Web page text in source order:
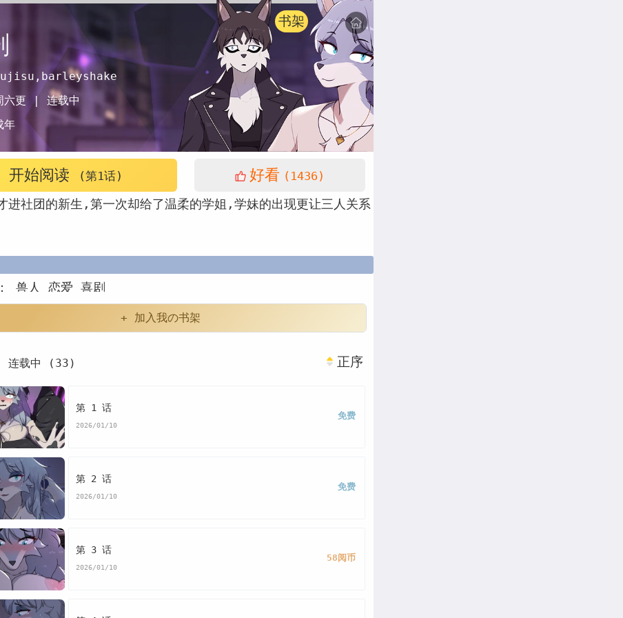
书架
六更 | 连载中
年
开始阅读 (第1话) 好看 (1436)
进社团的新生,第一次却给了温柔的学姐,学妹的出现更让三人关系
兽人 恋爱 喜剧
+ 加入我の书架
载中 (33) 正序
第 1 话
2026/01/10
免费
第 2 话
2026/01/10
免费
第 3 话
2026/01/10
58阅币